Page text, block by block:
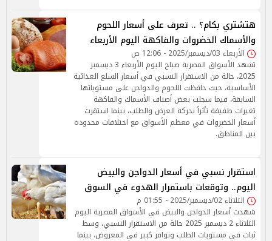
هتشتري بكام؟ .. تعرف على أسعار اللحوم
والأسماك الخضروات والفاكهة اليوم الأربعاء
الأربعاء 03/ديسمبر/2025 - 12:06 ص
تشهد الأسواق المصرية صباح اليوم الأربعاء 3 ديسمبر
2025، حالة من الاستقرار النسبي في أسعار السلع الغذائية
الأساسية، حيث حافظت اللحوم والدواجن على مستوياتها
السابقة، فيما سجلت بعض أصناف الأسماك والفاكهة
تغيرات طفيفة تأثراً بحركة العرض والطلب، بينما استقرت
أسعار الخضروات في معظم الأسواق مع اختلافات محدودة
بين المناطق.
استقرار نسبي في أسعار الدواجن والبيض
اليوم.. وتوقعات باستمرار الهدوء في السوق
الثلاثاء 02/ديسمبر/2025 - 01:55 م
شهدت أسعار الدواجن والبيض في الأسواق المصرية اليوم
الثلاثاء 2 ديسمبر 2025 حالة من الاستقرار النسبي، وسط
ثبات في مستويات الطلب وتوافر كبير في المعروض، بينما